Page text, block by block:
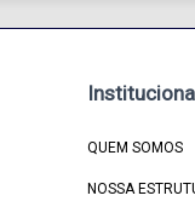
QUEM SOMOS
NOSSA